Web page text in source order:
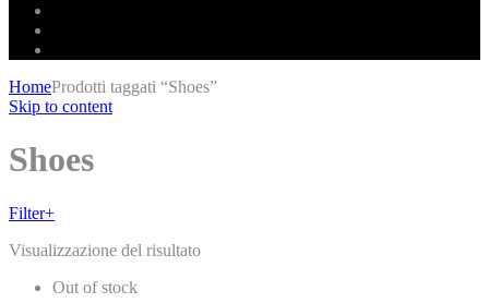
HomeProdotti taggati “Shoes”
Skip to content
Shoes
Filter+
Visualizzazione del risultato
Out of stock